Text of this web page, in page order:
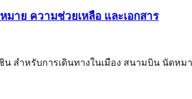
มาย ความช่วยเหลือ และเอกสาร
น สำหรับการเดินทางในเมือง สนามบิน นัดหม